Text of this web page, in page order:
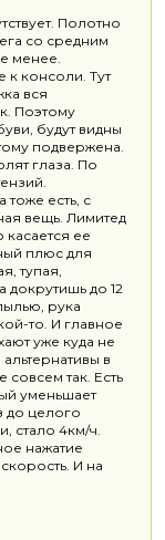
Полотно
со средним
менее.
к консоли. Тут
вся
Поэтому
будут видны
подвержена.
глаза. По
есть, с
вещь. Лимитед
ее
плюс для
тупая,
докрутишь до 12
рука
то. И главное
уже куда не
в
совсем так. Есть
уменьшает
до целого
стало 4км/ч.
нажатие
И на